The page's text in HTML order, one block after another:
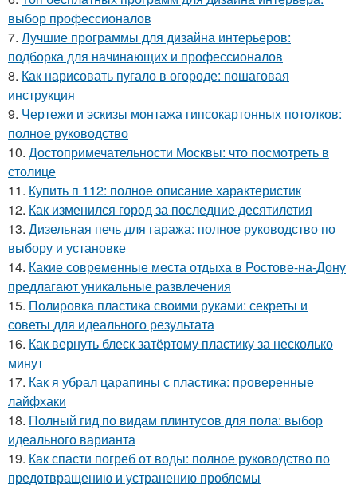
выбор профессионалов
7. Лучшие программы для дизайна интерьеров:
подборка для начинающих и профессионалов
8. Как нарисовать пугало в огороде: пошаговая
инструкция
9. Чертежи и эскизы монтажа гипсокартонных потолков:
полное руководство
10. Достопримечательности Москвы: что посмотреть в
столице
11. Купить п 112: полное описание характеристик
12. Как изменился город за последние десятилетия
13. Дизельная печь для гаража: полное руководство по
выбору и установке
14. Какие современные места отдыха в Ростове-на-Дону
предлагают уникальные развлечения
15. Полировка пластика своими руками: секреты и
советы для идеального результата
16. Как вернуть блеск затёртому пластику за несколько
минут
17. Как я убрал царапины с пластика: проверенные
лайфхаки
18. Полный гид по видам плинтусов для пола: выбор
идеального варианта
19. Как спасти погреб от воды: полное руководство по
предотвращению и устранению проблемы